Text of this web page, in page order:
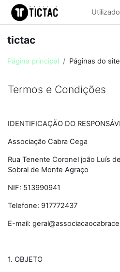
Ir para o conteúdo principal
tictac
Página principal Páginas do site
Termos e Condições
IDENTIFICAÇÃO DO
Associação Cabra Cega
Rua Tenente Coronel joão Luís
Sobral de Monte Agraço
NIF: 513990941
Telefone: 917772437
E-mail:
1. OBJETO